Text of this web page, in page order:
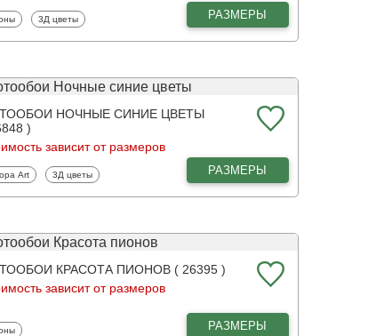
Фотообои
3Д цветы РАЗМЕРЫ
НОЧНЫЕ СИНИЕ ЦВЕТЫ
)
зависит от размеров
Art Фотообои
3Д цветы РАЗМЕРЫ
КРАСОТА ПИОНОВ ( 26395 )
зависит от размеров
РАЗМЕРЫ